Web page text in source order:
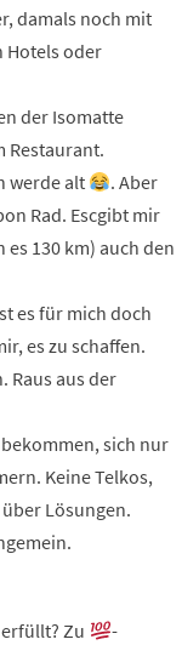
damals noch mit
Hotels oder
der Isomatte
Restaurant.
werde alt
. Aber
Rad. Escgibt mir
130 km) auch den
es für mich doch
es zu schaffen.
Raus aus der
sich nur
Keine Telkos,
Lösungen.
Zu
-